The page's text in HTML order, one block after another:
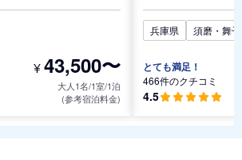
¥43,500〜
大人1名/1室/1泊
(参考宿泊料金)
兵庫県 須磨・舞
とても満足！
466件のクチコミ
4.5